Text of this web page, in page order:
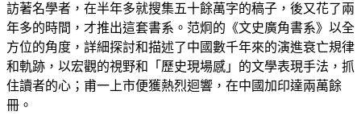
訪著名學者，在半年多就搜集五十餘萬字的稿子，後又花了兩
年多的時間，才推出這套書系。范炯的《文史廣角書系》以全
方位的角度，詳細探討和描述了中國數千年來的演進衰亡規律
和軌跡，以宏觀的視野和「歷史現場感」的文學表現手法，抓
住讀者的心；甫一上市便獲熱烈迴響，在中國加印達兩萬餘
冊。